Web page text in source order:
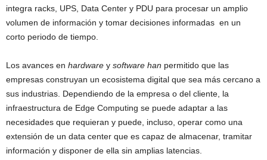
integra racks, UPS, Data Center y PDU para procesar un amplio
volumen de información y tomar decisiones informadas en un
corto periodo de tiempo.
Los avances en hardware y software han permitido que las
empresas construyan un ecosistema digital que sea más cercano a
sus industrias. Dependiendo de la empresa o del cliente, la
infraestructura de Edge Computing se puede adaptar a las
necesidades que requieran y puede, incluso, operar como una
extensión de un data center que es capaz de almacenar, tramitar
información y disponer de ella sin amplias latencias.